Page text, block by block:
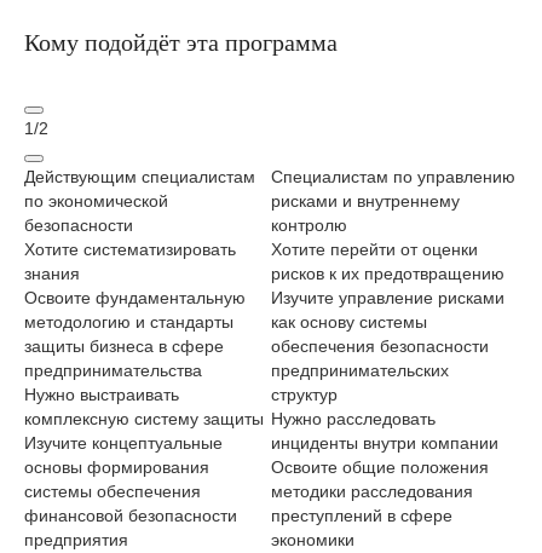
Кому подойдёт эта программа
1/2
Действующим специалистам
по экономической
безопасности
Хотите систематизировать
знания
Освоите фундаментальную
методологию и стандарты
защиты бизнеса в сфере
предпринимательства
Нужно выстраивать
комплексную систему защиты
Изучите концептуальные
основы формирования
системы обеспечения
финансовой безопасности
предприятия
Специалистам по управлению
рисками и внутреннему
контролю
Хотите перейти от оценки
рисков к их предотвращению
Изучите управление рисками
как основу системы
обеспечения безопасности
предпринимательских
структур
Нужно расследовать
инциденты внутри компании
Освоите общие положения
методики расследования
преступлений в сфере
экономики